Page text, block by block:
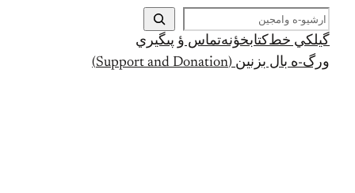
ج
س
ت
ج
گيلکي خط کتابخؤنهتماس ؤ پىگيري
ورگ-ه بال بزنين (Support and Donation)